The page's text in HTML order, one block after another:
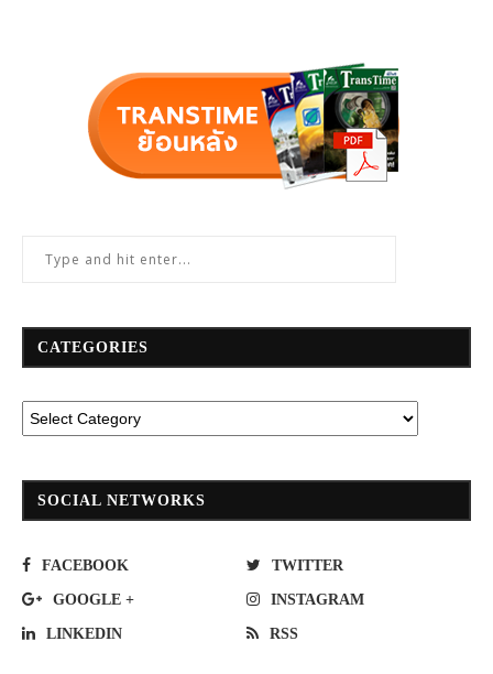
CATEGORIES
SOCIAL NETWORKS
FACEBOOK TWITTER
GOOGLE + INSTAGRAM
LINKEDIN RSS